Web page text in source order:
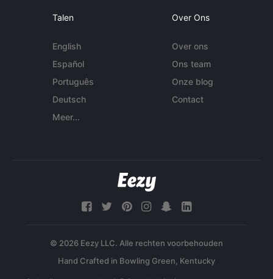
Talen
English
Español
Português
Deutsch
Meer...
Over Ons
Over ons
Ons team
Onze blog
Contact
© 2026 Eezy LLC. Alle rechten voorbehouden